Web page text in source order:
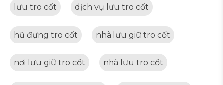
lưu tro cốt dịch vụ lưu tro cốt
hũ đựng tro cốt nhà lưu giữ tro cốt
nơi lưu giữ tro cốt nhà lưu tro cốt